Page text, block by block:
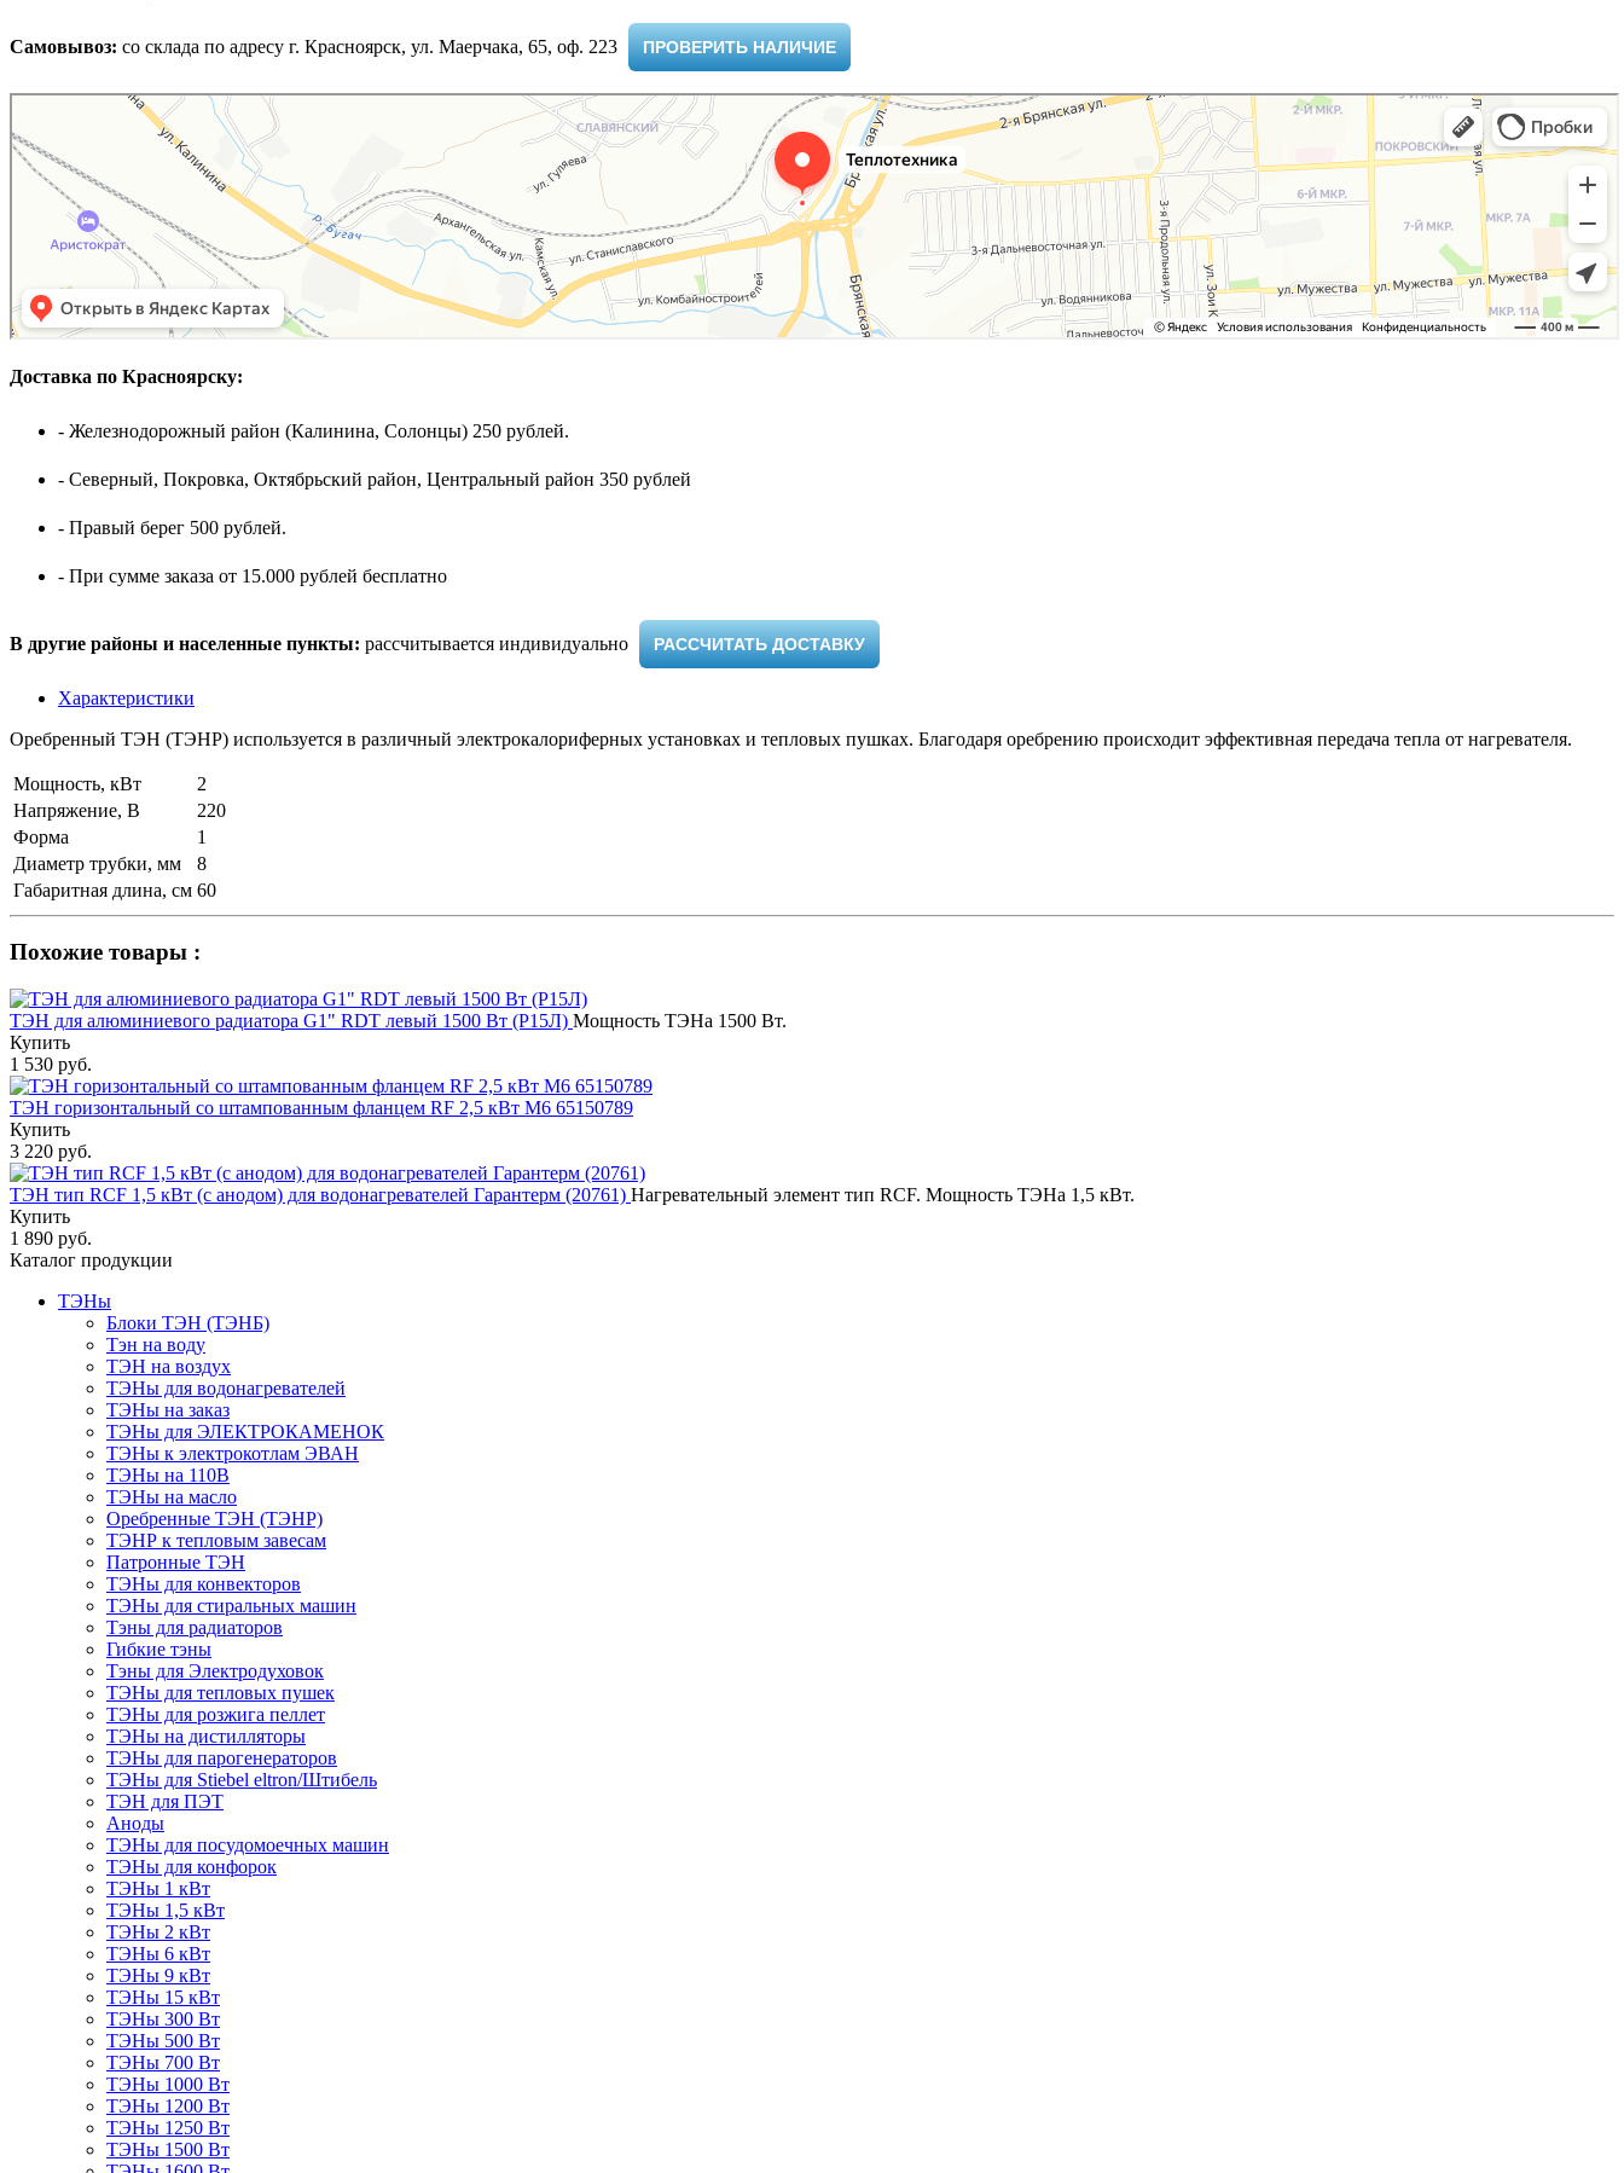
Самовывоз: cо склада по адресу г. Красноярск, ул. Маерчака, 65, оф. 223 ​ ПРОВЕРИТЬ НАЛИЧИЕ
Доставка по Красноярску:
- Железнодорожный район (Калинина, Солонцы) 250 рублей.
- Северный, Покровка, Октябрьский район, Центральный район 350 рублей
- Правый берег 500 рублей.
- При сумме заказа от 15.000 рублей бесплатно
В другие районы и населенные пункты: рассчитывается индивидуально ​ РАССЧИТАТЬ ДОСТАВКУ
Характеристики
Оребренный ТЭН (ТЭНР) используется в различный электрокалориферных установках и тепловых пушках. Благодаря оребрению происходит эффективная передача тепла от нагревателя.
Мощность, кВт
2
Напряжение, В
220
Форма
1
Диаметр трубки, мм
8
Габаритная длина, см 60
Похожие товары :
ТЭН для алюминиевого радиатора G1" RDT левый 1500 Вт (Р15Л) Мощность ТЭНа 1500 Вт.
Купить
1 530 руб.
ТЭН горизонтальный со штампованным фланцем RF 2,5 кВт M6 65150789
Купить
3 220 руб.
ТЭН тип RCF 1,5 кВт (с анодом) для водонагревателей Гарантерм (20761) Нагревательный элемент тип RCF. Мощность ТЭНа 1,5 кВт.
Купить
1 890 руб.
Каталог продукции
ТЭНы
Блоки ТЭН (ТЭНБ)
Тэн на воду
ТЭН на воздух
ТЭНы для водонагревателей
ТЭНы на заказ
ТЭНы для ЭЛЕКТРОКАМЕНОК
ТЭНы к электрокотлам ЭВАН
ТЭНы на 110В
ТЭНы на масло
Оребренные ТЭН (ТЭНР)
ТЭНР к тепловым завесам
Патронные ТЭН
ТЭНы для конвекторов
ТЭНы для стиральных машин
Тэны для радиаторов
Гибкие тэны
Тэны для Электродуховок
ТЭНы для тепловых пушек
ТЭНы для розжига пеллет
ТЭНы на дистилляторы
ТЭНы для парогенераторов
ТЭНы для Stiebel eltron/Штибель
ТЭН для ПЭТ
Аноды
ТЭНы для посудомоечных машин
ТЭНы для конфорок
ТЭНы 1 кВт
ТЭНы 1,5 кВт
ТЭНы 2 кВт
ТЭНы 6 кВт
ТЭНы 9 кВт
ТЭНы 15 кВт
ТЭНы 300 Вт
ТЭНы 500 Вт
ТЭНы 700 Вт
ТЭНы 1000 Вт
ТЭНы 1200 Вт
ТЭНы 1250 Вт
ТЭНы 1500 Вт